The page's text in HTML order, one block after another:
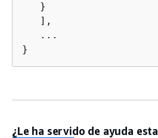
   }
   ],
   ...
}
¿Le ha servido de ayuda